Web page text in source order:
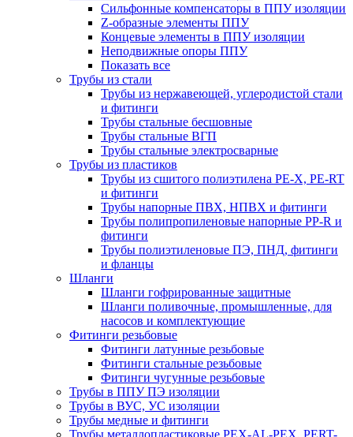
Cильфонные компенсаторы в ППУ изоляции
Z-образные элементы ППУ
Концевые элементы в ППУ изоляции
Неподвижные опоры ППУ
Показать все
Трубы из стали
Трубы из нержавеющей, углеродистой стали
и фитинги
Трубы стальные бесшовные
Трубы стальные ВГП
Трубы стальные электросварные
Трубы из пластиков
Трубы из сшитого полиэтилена PE-X, PE-RT
и фитинги
Трубы напорные ПВХ, НПВХ и фитинги
Трубы полипропиленовые напорные PP-R и
фитинги
Трубы полиэтиленовые ПЭ, ПНД, фитинги
и фланцы
Шланги
Шланги гофрированные защитные
Шланги поливочные, промышленные, для
насосов и комплектующие
Фитинги резьбовые
Фитинги латунные резьбовые
Фитинги стальные резьбовые
Фитинги чугунные резьбовые
Трубы в ППУ ПЭ изоляции
Трубы в ВУС, УС изоляции
Трубы медные и фитинги
Трубы металлопластиковые PEX-AL-PEX, PERT-